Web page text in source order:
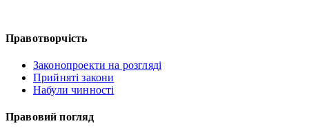
Правотворчість
Законопроекти на розгляді
Прийняті закони
Набули чинності
Правовий погляд